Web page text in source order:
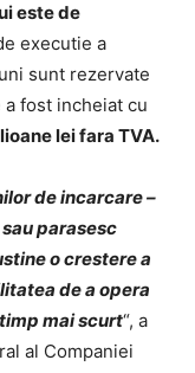
este de
executie a
sunt rezervate
fost incheiat cu
lei fara TVA.
de incarcare –
parasesc
o crestere a
de a opera
mai scurt“, a
al Companiei